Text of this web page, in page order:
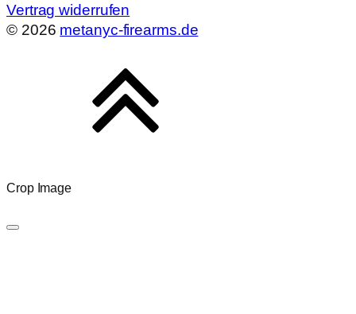
Vertrag widerrufen
© 2026 metanyc-firearms.de
Crop Image